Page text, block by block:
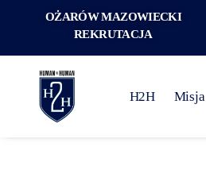
OŻARÓW MAZOWIECKI
REKRUTACJA
H2H Misja